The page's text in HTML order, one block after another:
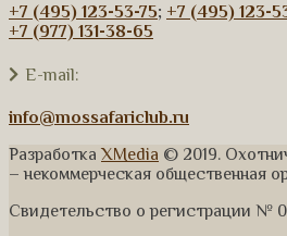
+7 (495) 123-53-75; +7 (495) 123-
+7 (977) 131-38-65
E-mail:
info@mossafariclub.ru
Разработка XMedia © 2019.
– некоммерческая общественная
Свидетельство о регистрации №